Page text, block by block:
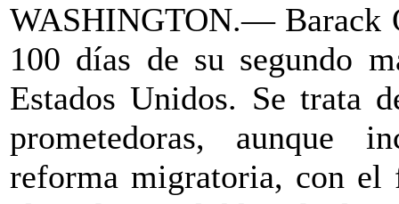
WASHINGTON.— Barack
100 días de su segundo
Estados Unidos. Se trata
prometedoras, aunque
reforma migratoria, con el